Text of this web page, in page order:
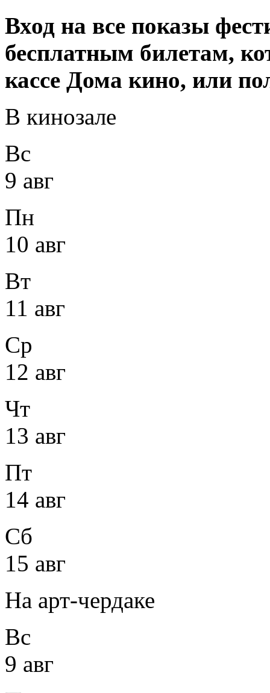
Вход на все показы
бесплатным билетам,
кассе Дома кино, или
В кинозале
Вс
9 авг
Пн
10 авг
Вт
11 авг
Ср
12 авг
Чт
13 авг
Пт
14 авг
Сб
15 авг
На арт-чердаке
Вс
9 авг